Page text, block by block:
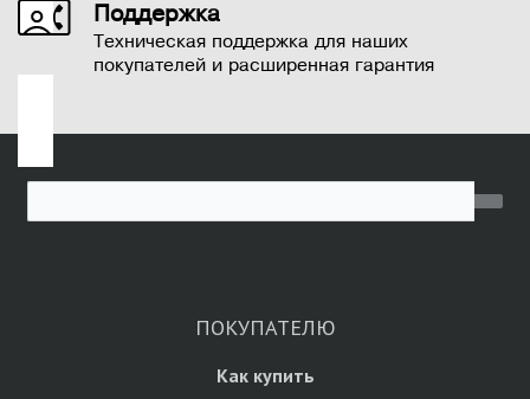
https://www.harvey-rus.ru/
info@harvey-rus.ru
Поддержка
Техническая поддержка для наших
покупателей и расширенная гарантия
ПОКУПАТЕЛЮ
Как купить